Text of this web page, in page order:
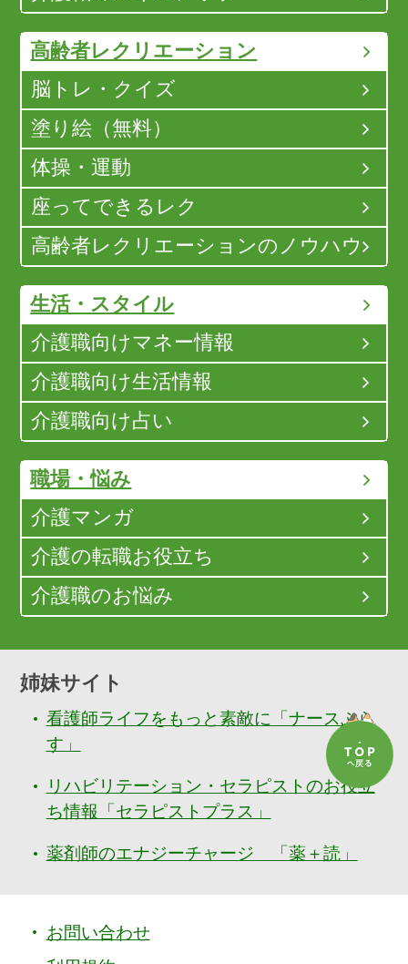
高齢者レクリエーション
脳トレ・クイズ
塗り絵（無料）
体操・運動
座ってできるレク
高齢者レクリエーションのノウハウ
生活・スタイル
介護職向けマネー情報
介護職向け生活情報
介護職向け占い
職場・悩み
介護マンガ
介護の転職お役立ち
介護職のお悩み
姉妹サイト
看護師ライフをもっと素敵に「ナースぷら
す」
リハビリテーション・セラピストのお役立
ち情報「セラピストプラス」
薬剤師のエナジーチャージ 「薬＋読」
お問い合わせ